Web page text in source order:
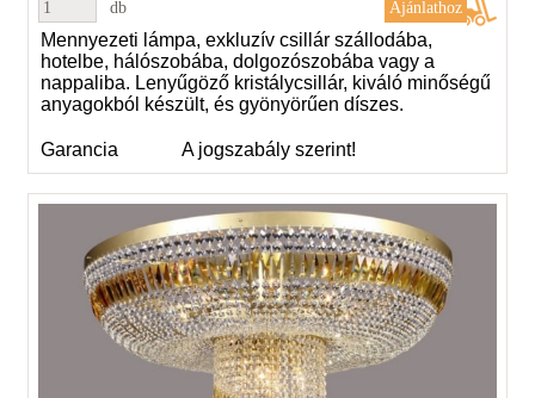
db
Mennyezeti lámpa, exkluzív csillár szállodába,
hotelbe, hálószobába, dolgozószobába vagy a
nappaliba. Lenyűgöző kristálycsillár, kiváló minőségű
anyagokból készült, és gyönyörűen díszes.
Garancia A jogszabály szerint!